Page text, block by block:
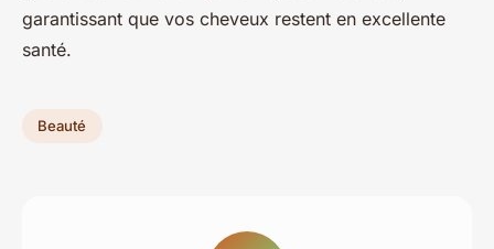
garantissant que vos cheveux restent en excellente
santé.
Beauté